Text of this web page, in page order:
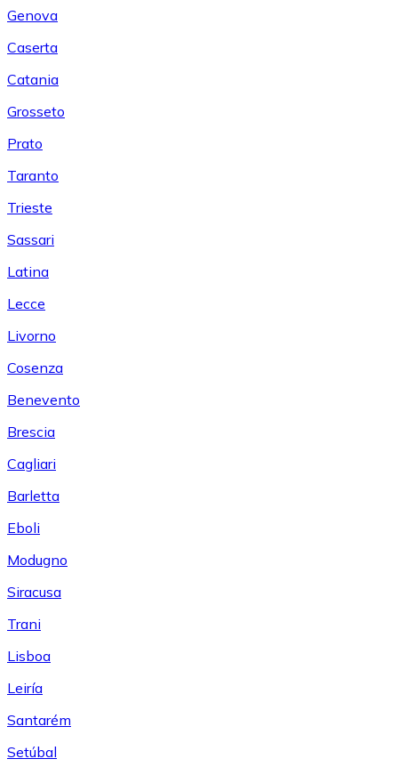
Genova
Caserta
Catania
Grosseto
Prato
Taranto
Trieste
Sassari
Latina
Lecce
Livorno
Cosenza
Benevento
Brescia
Cagliari
Barletta
Eboli
Modugno
Siracusa
Trani
Lisboa
Leiría
Santarém
Setúbal